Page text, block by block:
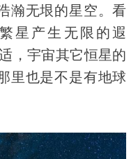
瀚无垠的星空。看
星产生无限的遐
，宇宙其它恒星的
里也是不是有地球